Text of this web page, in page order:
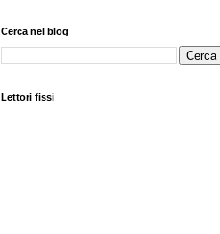
Cerca nel blog
Lettori fissi